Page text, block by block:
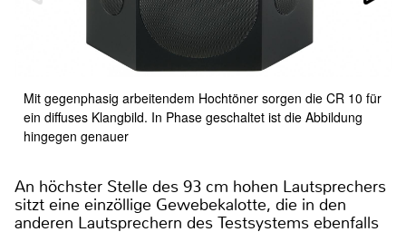
Mit gegenphasig arbeitendem Hochtöner sorgen die CR 10 für
ein diffuses Klangbild. In Phase geschaltet ist die Abbildung
hingegen genauer
An höchster Stelle des 93 cm hohen Lautsprechers
sitzt eine einzöllige Gewebekalotte, die in den
anderen Lautsprechern des Testsystems ebenfalls